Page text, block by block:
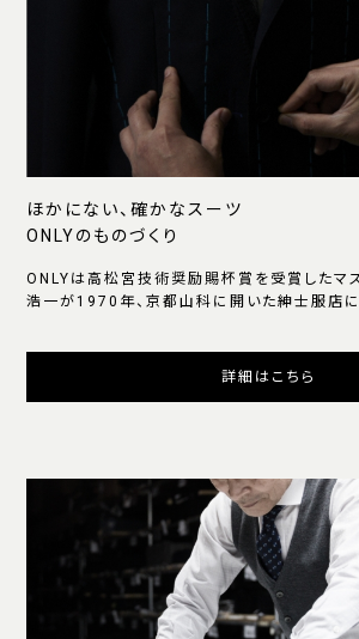
ほかにない、確かなスーツ
ONLYのものづくり
ONLYは高松宮技術奨励賜杯賞を受賞したマ
浩一が1970年、京都山科に開いた紳士服店に
詳細はこちら